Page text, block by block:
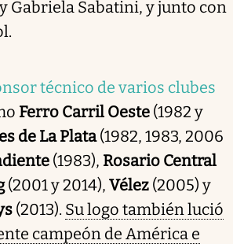
Gabriela Sabatini, y junto con
técnico de varios clubes
Ferro Carril Oeste (1982 y
de La Plata(1982, 1983, 2006
(1983), Rosario Central
(2001 y 2014), Vélez (2005) y
(2013). Su logo también lució
campeón de América e